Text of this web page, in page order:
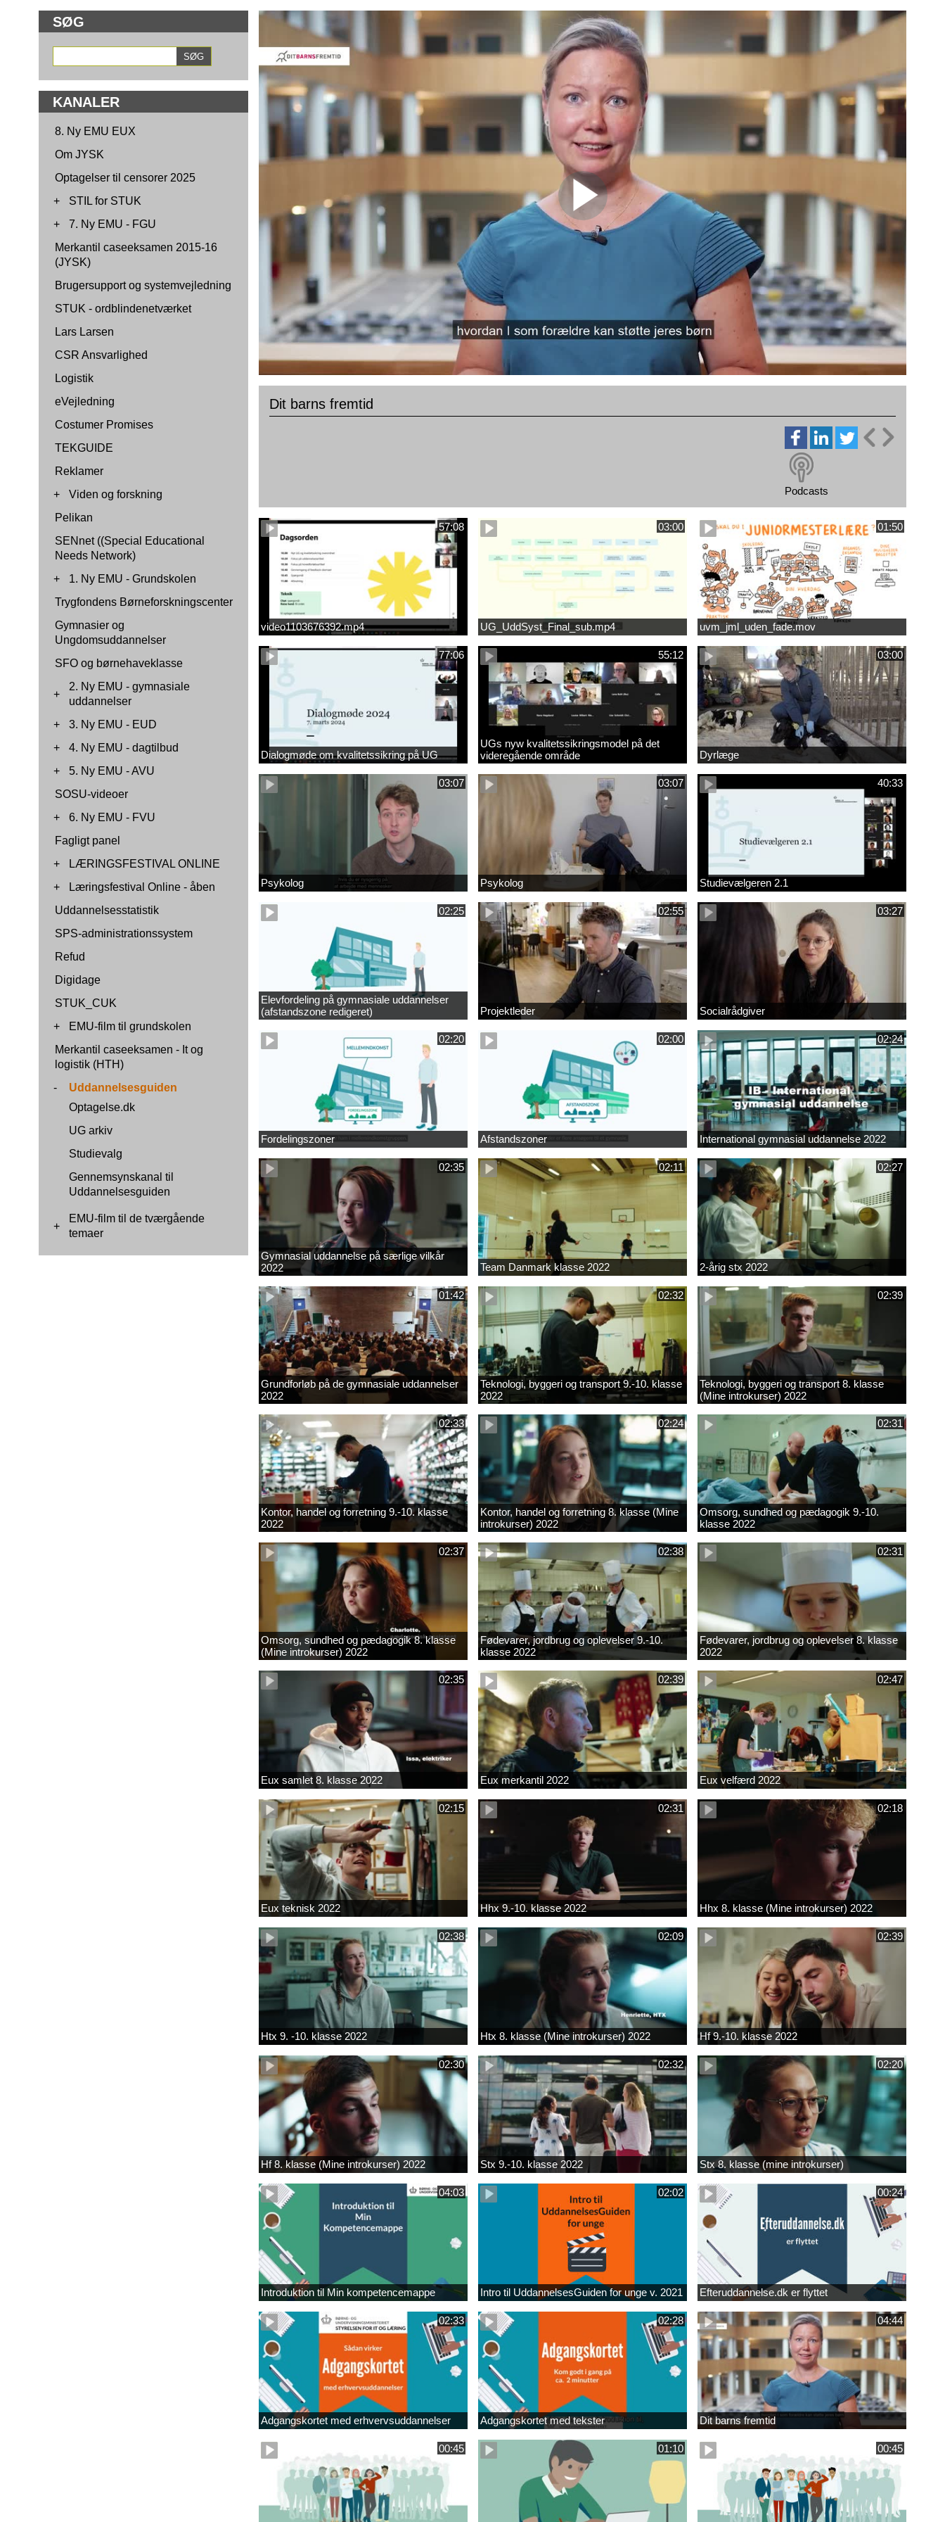
SØG
KANALER
8. Ny EMU EUX
Om JYSK
Optagelser til censorer 2025
+
STIL for STUK
+
7. Ny EMU - FGU
Merkantil caseeksamen 2015-16
(JYSK)
Brugersupport og systemvejledning
STUK - ordblindenetværket
Lars Larsen
CSR Ansvarlighed
Logistik
eVejledning
Costumer Promises
TEKGUIDE
Reklamer
+
Viden og forskning
Pelikan
SENnet ((Special Educational
Needs Network)
+
1. Ny EMU - Grundskolen
Trygfondens Børneforskningscenter
Gymnasier og
Ungdomsuddannelser
SFO og børnehaveklasse
+
2. Ny EMU - gymnasiale
uddannelser
+
3. Ny EMU - EUD
+
4. Ny EMU - dagtilbud
+
5. Ny EMU - AVU
SOSU-videoer
+
6. Ny EMU - FVU
Fagligt panel
+
LÆRINGSFESTIVAL ONLINE
+
Læringsfestival Online - åben
Uddannelsesstatistik
SPS-administrationssystem
Refud
Digidage
STUK_CUK
+
EMU-film til grundskolen
Merkantil caseeksamen - It og
logistik (HTH)
-
Uddannelsesguiden
Optagelse.dk
UG arkiv
Studievalg
Gennemsynskanal til
Uddannelsesguiden
+
EMU-film til de tværgående
temaer
Dit barns fremtid
Podcasts
57:08
video1103676392.mp4
03:00
UG_UddSyst_Final_sub.mp4
01:50
uvm_jml_uden_fade.mov
77:06
Dialogmøde om kvalitetssikring på UG
55:12
UGs nyw kvalitetssikringsmodel på det
videregående område
03:00
Dyrlæge
03:07
Psykolog
03:07
Psykolog
40:33
Studievælgeren 2.1
02:25
Elevfordeling på gymnasiale uddannelser
(afstandszone redigeret)
02:55
Projektleder
03:27
Socialrådgiver
02:20
Fordelingszoner
02:00
Afstandszoner
02:24
International gymnasial uddannelse 2022
02:35
Gymnasial uddannelse på særlige vilkår
2022
02:11
Team Danmark klasse 2022
02:27
2-årig stx 2022
01:42
Grundforløb på de gymnasiale uddannelser
2022
02:32
Teknologi, byggeri og transport 9.-10. klasse
2022
02:39
Teknologi, byggeri og transport 8. klasse
(Mine introkurser) 2022
02:33
Kontor, handel og forretning 9.-10. klasse
2022
02:24
Kontor, handel og forretning 8. klasse (Mine
introkurser) 2022
02:31
Omsorg, sundhed og pædagogik 9.-10.
klasse 2022
02:37
Omsorg, sundhed og pædagogik 8. klasse
(Mine introkurser) 2022
02:38
Fødevarer, jordbrug og oplevelser 9.-10.
klasse 2022
02:31
Fødevarer, jordbrug og oplevelser 8. klasse
2022
02:35
Eux samlet 8. klasse 2022
02:39
Eux merkantil 2022
02:47
Eux velfærd 2022
02:15
Eux teknisk 2022
02:31
Hhx 9.-10. klasse 2022
02:18
Hhx 8. klasse (Mine introkurser) 2022
02:38
Htx 9. -10. klasse 2022
02:09
Htx 8. klasse (Mine introkurser) 2022
02:39
Hf 9.-10. klasse 2022
02:30
Hf 8. klasse (Mine introkurser) 2022
02:32
Stx 9.-10. klasse 2022
02:20
Stx 8. klasse (mine introkurser)
04:03
Introduktion til Min kompetencemappe
02:02
Intro til UddannelsesGuiden for unge v. 2021
00:24
Efteruddannelse.dk er flyttet
02:33
Adgangskortet med erhvervsuddannelser
02:28
Adgangskortet med tekster
04:44
Dit barns fremtid
00:45 01:10 00:45